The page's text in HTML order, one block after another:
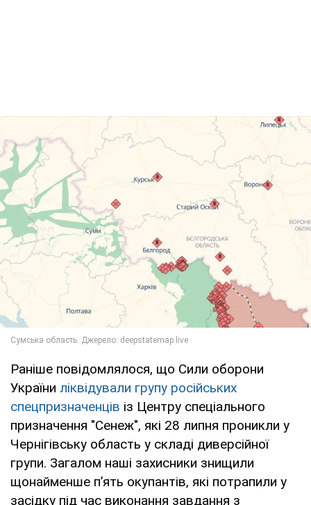
Раніше повідомлялося, що Сили оборони
України ліквідували групу російських
спецпризначенців із Центру спеціального
призначення "Сенеж", які 28 липня проникли у
Чернігівську область у складі диверсійної
групи. Загалом наші захисники знищили
щонайменше пʼять окупантів, які потрапили у
засідку під час виконання завдання з